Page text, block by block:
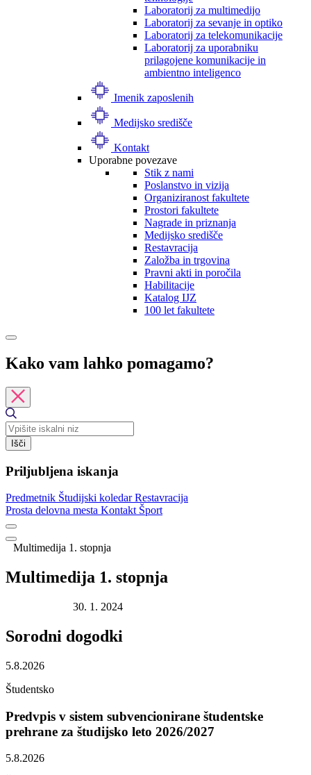
Laboratorij za multimedijo
Laboratorij za sevanje in optiko
Laboratorij za telekomunikacije
Laboratorij za uporabniku
prilagojene komunikacije in
ambientno inteligenco
Imenik zaposlenih
Medijsko središče
Kontakt
Uporabne povezave
Stik z nami
Poslanstvo in vizija
Organiziranost fakultete
Prostori fakultete
Nagrade in priznanja
Medijsko središče
Restavracija
Založba in trgovina
Pravni akti in poročila
Habilitacije
Katalog IJZ
100 let fakultete
Kako vam lahko pomagamo?
Išči
Priljubljena iskanja
Predmetnik Študijski koledarRestavracija
Prosta delovna mesta Kontakt Šport
Multimedija 1. stopnja
Multimedija 1. stopnja
30. 1. 2024
Sorodni dogodki
5.8.2026
Študentsko
Predvpis v sistem subvencionirane študentske
prehrane za študijsko leto 2026/2027
5.8.2026